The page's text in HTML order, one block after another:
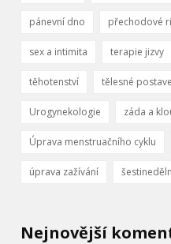
pánevní dno přechodové
sex a intimita terapie jizvy
těhotenství tělesné
Urogynekologie záda a
Úprava menstruačního cyklu
úprava zažívání
Nejnovější